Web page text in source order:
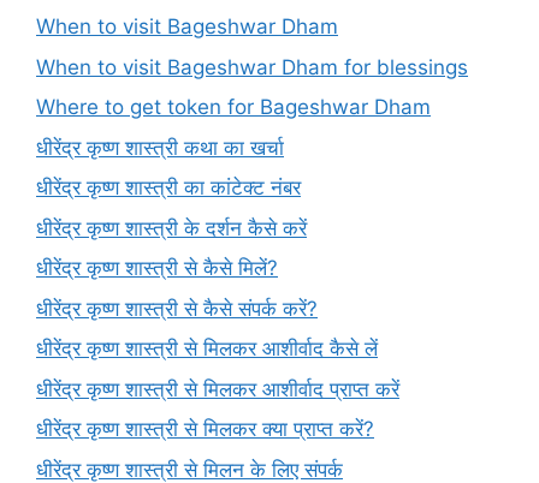
When to visit Bageshwar Dham
When to visit Bageshwar Dham for blessings
Where to get token for Bageshwar Dham
धीरेंद्र कृष्ण शास्त्री कथा का खर्चा
धीरेंद्र कृष्ण शास्त्री का कांटेक्ट नंबर
धीरेंद्र कृष्ण शास्त्री के दर्शन कैसे करें
धीरेंद्र कृष्ण शास्त्री से कैसे मिलें?
धीरेंद्र कृष्ण शास्त्री से कैसे संपर्क करें?
धीरेंद्र कृष्ण शास्त्री से मिलकर आशीर्वाद कैसे लें
धीरेंद्र कृष्ण शास्त्री से मिलकर आशीर्वाद प्राप्त करें
धीरेंद्र कृष्ण शास्त्री से मिलकर क्या प्राप्त करें?
धीरेंद्र कृष्ण शास्त्री से मिलन के लिए संपर्क